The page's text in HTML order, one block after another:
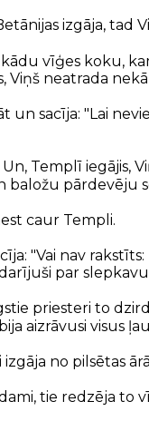
izgāja, tad
vīģes koku,
Viņš neatrada
un sacīja: "Lai
Templī iegājis,
baložu pārdevēju
caur Templi.
"Vai nav
par
priesteri to
aizrāvusi visus
no pilsētas
tie redzēja to